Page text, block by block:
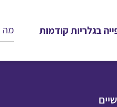
בגלריות קודמות